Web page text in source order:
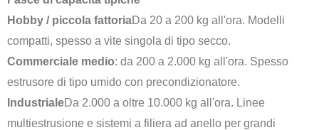
Hobby / piccola fattoriaDa 20 a 200 kg all'ora. Modelli
compatti, spesso a vite singola di tipo secco.
Commerciale medio: da 200 a 2.000 kg all'ora. Spesso
estrusore di tipo umido con precondizionatore.
IndustrialeDa 2.000 a oltre 10.000 kg all'ora. Linee
multiestrusione e sistemi a filiera ad anello per grandi